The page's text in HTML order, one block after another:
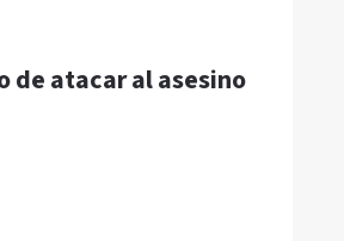
de atacar al asesino